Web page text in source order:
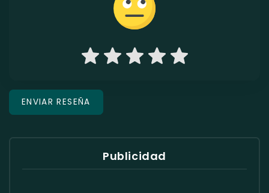
Publicidad